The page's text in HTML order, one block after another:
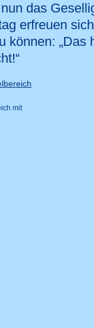
das
erfreuen
können: „Das
mit